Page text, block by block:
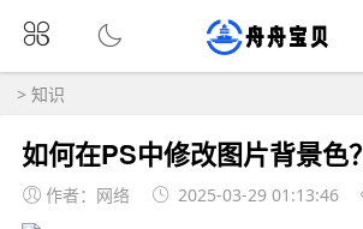
> 知识
如何在PS中修改图片背景色？
作者：网络 2025-03-29 01:13:46